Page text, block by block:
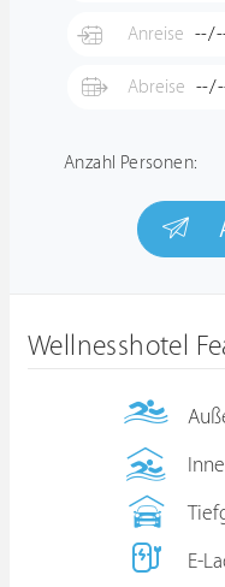
Anzahl Personen:
Wellnesshotel
E-